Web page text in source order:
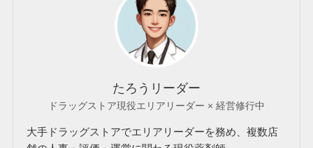
たろうリーダー
ドラッグストア現役エリアリーダー × 経営修行中
大手ドラッグストアでエリアリーダーを務め、複数店